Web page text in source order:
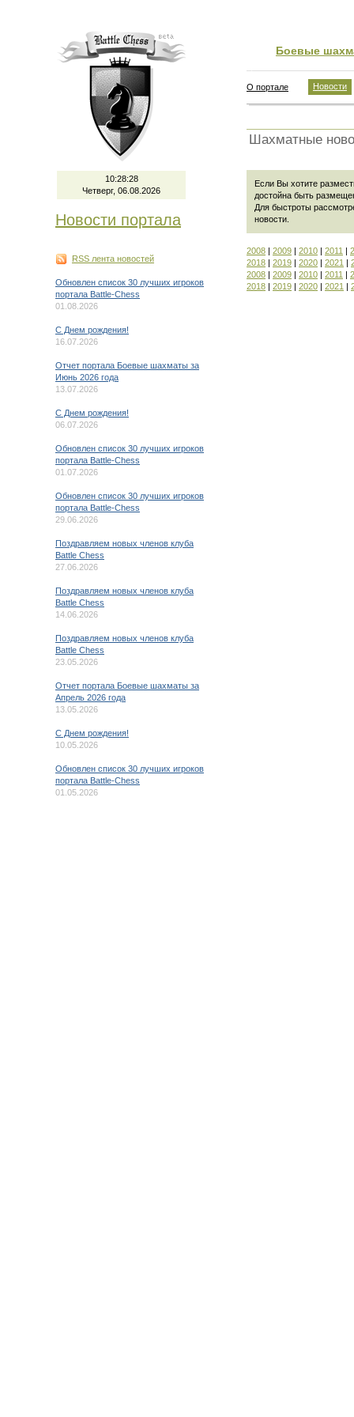
10:28:29
Четверг, 06.08.2026
Новости портала
RSS лента новостей
Обновлен список 30 лучших игроков
портала Battle-Chess
01.08.2026
C Днем рождения!
16.07.2026
Отчет портала Боевые шахматы за
Июнь 2026 года
13.07.2026
C Днем рождения!
06.07.2026
Обновлен список 30 лучших игроков
портала Battle-Chess
01.07.2026
Обновлен список 30 лучших игроков
портала Battle-Chess
29.06.2026
Поздравляем новых членов клуба
Battle Chess
27.06.2026
Поздравляем новых членов клуба
Battle Chess
14.06.2026
Поздравляем новых членов клуба
Battle Chess
23.05.2026
Отчет портала Боевые шахматы за
Апрель 2026 года
13.05.2026
C Днем рождения!
10.05.2026
Обновлен список 30 лучших игроков
портала Battle-Chess
01.05.2026
Боевые
О портале Новости
Шахматные
Если Вы хотите
достойна быть
Для быстроты
новости
2008 | 2009 | 2010 | 2011 |
2018 | 2019 | 2020 | 2021 |
2008 | 2009 | 2010 | 2011 |
2018 | 2019 | 2020 | 2021 |